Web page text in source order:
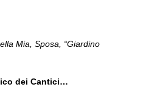
Mia, Sposa, “Giardino
dei Cantici…